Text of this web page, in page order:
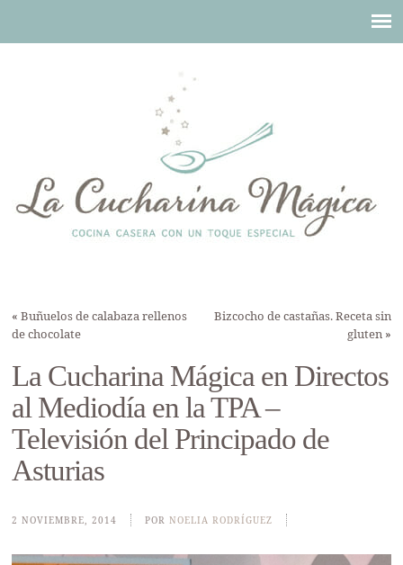
«Buñuelos de calabaza rellenos
de chocolate
Bizcocho de castañas. Receta sin
gluten»
La Cucharina Mágica en Directos
al Mediodía en la TPA –
Televisión del Principado de
Asturias
2 NOVIEMBRE, 2014 PORNOELIA RODRÍGUEZ